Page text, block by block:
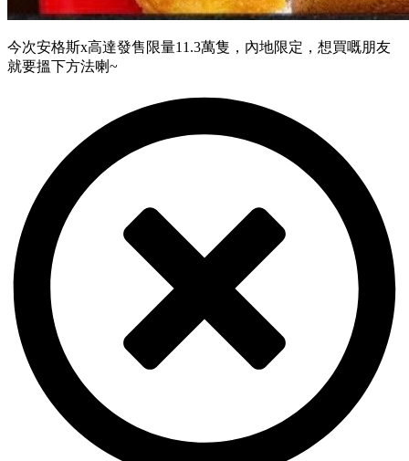
今次安格斯x高達發售限量11.3萬隻，內地限定，想買嘅朋友
就要搵下方法喇~